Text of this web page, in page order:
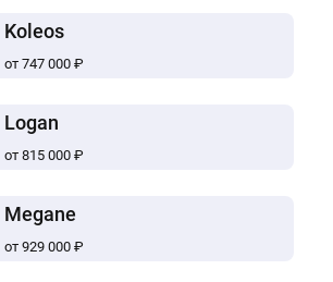
Koleos
от 747 000 ₽
Logan
от 815 000 ₽
Megane
от 929 000 ₽